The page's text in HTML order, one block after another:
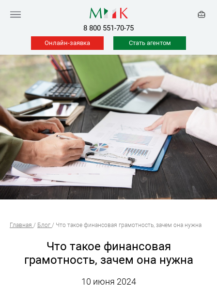
8 800 551-70-75
Онлайн-заявка Стать агентом
Главная / Блог / Что такое финансовая грамотность, зачем она нужна
Что такое финансовая
грамотность, зачем она нужна
10 июня 2024